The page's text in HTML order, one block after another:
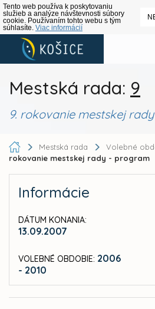
Tento web používa k poskytovaniu
služieb a analýze návštevnosti súbory
cookie. Používaním tohto webu s tým
súhlasíte. Viac informácií
Mestská rada: 9
9. rokovanie mestskej
Mestská rada Volebné
rokovanie mestskej rady - program
Informácie
DÁTUM KONANIA:
13.09.2007
VOLEBNÉ OBDOBIE: 2006
- 2010